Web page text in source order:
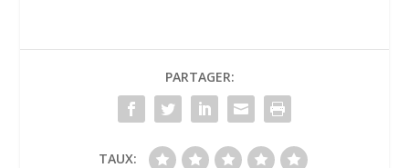
PARTAGER:
TAUX: